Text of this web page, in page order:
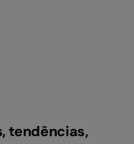
tendências,